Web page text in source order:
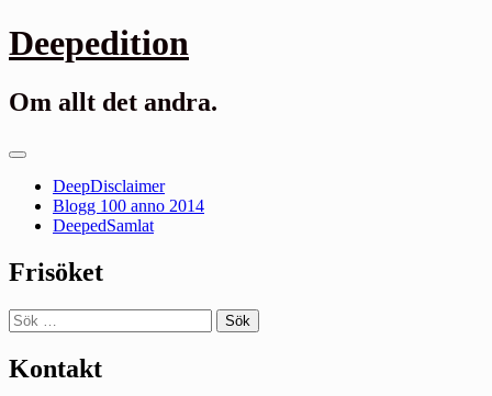
Gå
till
Deepedition
Om allt det andra.
Primär
DeepDisclaimer
Blogg 100 anno 2014
DeepedSamlat
Frisöket
Sök
efter:
Kontakt